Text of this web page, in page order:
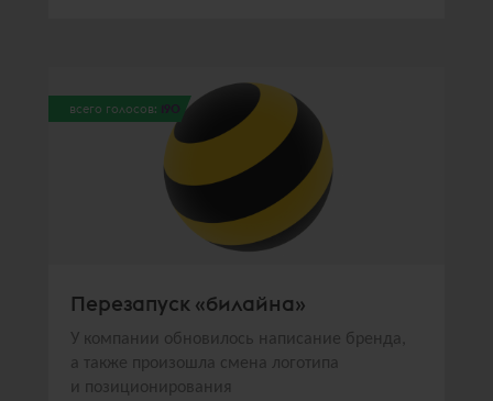
всего голосов: 190
Перезапуск «билайна»
У компании обновилось написание бренда,
а также произошла смена логотипа
и позиционирования